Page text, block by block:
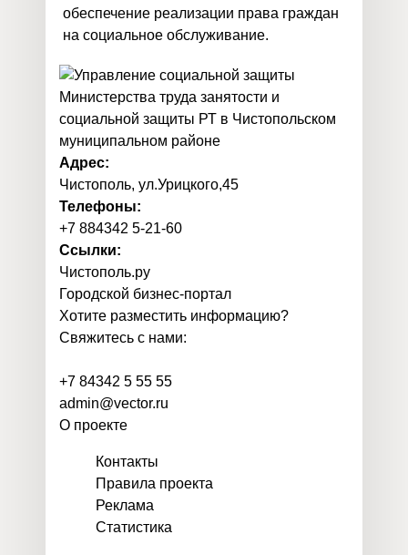
обеспечение реализации права граждан
на социальное обслуживание.
Адрес:
Чистополь, ул.Урицкого,45
Телефоны:
+7 884342 5-21-60
Ссылки:
Чистополь.ру
Городской бизнес-портал
Хотите разместить информацию?
Свяжитесь с нами:
+7 84342 5 55 55
admin@vector.ru
О проекте
Контакты
Правила проекта
Реклама
Статистика